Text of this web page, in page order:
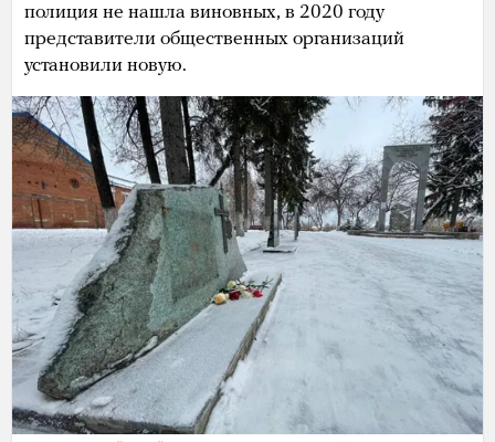
полиция не нашла виновных, в 2020 году
представители общественных организаций
установили новую.